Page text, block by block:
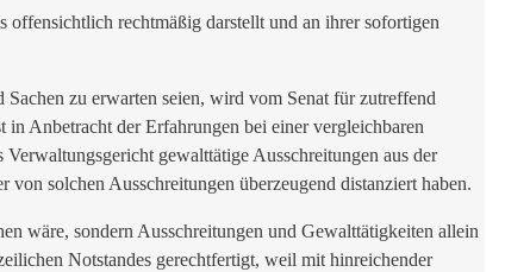
rechtmäßig darstellt und an ihrer sofortigen
zu erwarten seien, wird vom Senat für zutreffend
Anbetracht der Erfahrungen bei einer vergleichbaren
gewalttätige Ausschreitungen aus der
solchen Ausschreitungen überzeugend distanziert haben.
wäre, sondern Ausschreitungen und Gewalttätigkeiten allein
Notstandes gerechtfertigt, weil mit hinreichender